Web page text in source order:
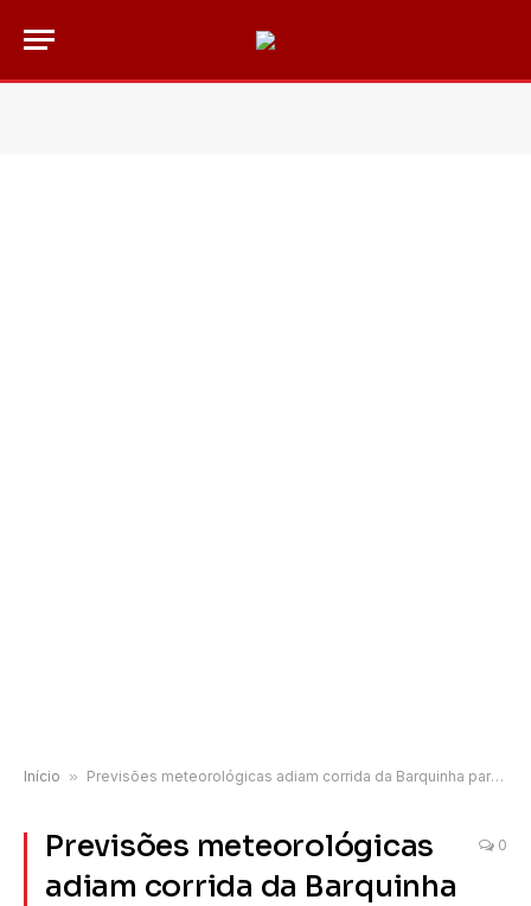
Início » Previsões meteorológicas adiam corrida da Barquinha para dia 16
Previsões meteorológicas
adiam corrida da Barquinha
0